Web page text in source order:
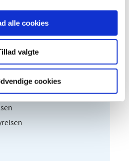
alle cookies
valgte
cookies
Forbrugerstyrelsen